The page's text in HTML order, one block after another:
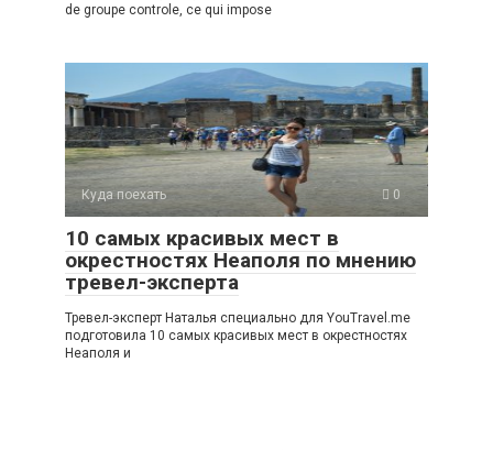
de groupe controle, ce qui impose
Куда поехать 0
10 самых красивых мест в
окрестностях Неаполя по мнению
тревел-эксперта
Тревел-эксперт Наталья специально для YouTravel.me
подготовила 10 самых красивых мест в окрестностях
Неаполя и